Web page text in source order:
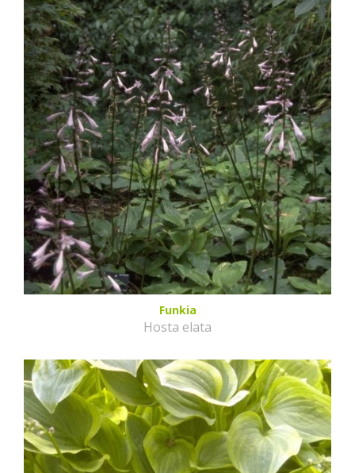
Funkia
Hosta elata